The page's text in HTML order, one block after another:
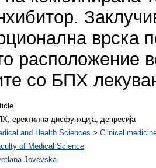
врска
расположение
со БПХ
еректилна дисфункција, депресија
and Health Sciences > Clinical
of Medical Science
Jovevska